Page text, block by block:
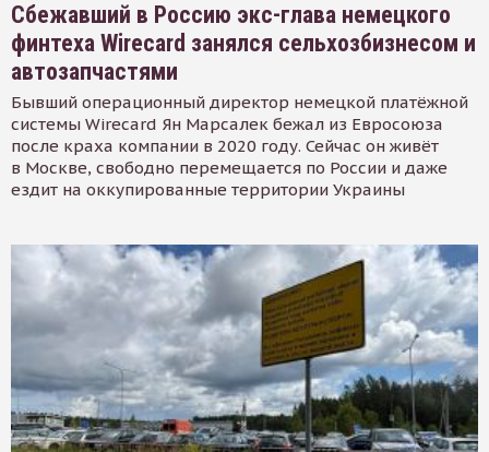
Сбежавший в Россию экс-глава немецкого
финтеха Wirecard занялся сельхозбизнесом и
автозапчастями
Бывший операционный директор немецкой платёжной
системы Wirecard Ян Марсалек бежал из Евросоюза
после краха компании в 2020 году. Сейчас он живёт
в Москве, свободно перемещается по России и даже
ездит на оккупированные территории Украины